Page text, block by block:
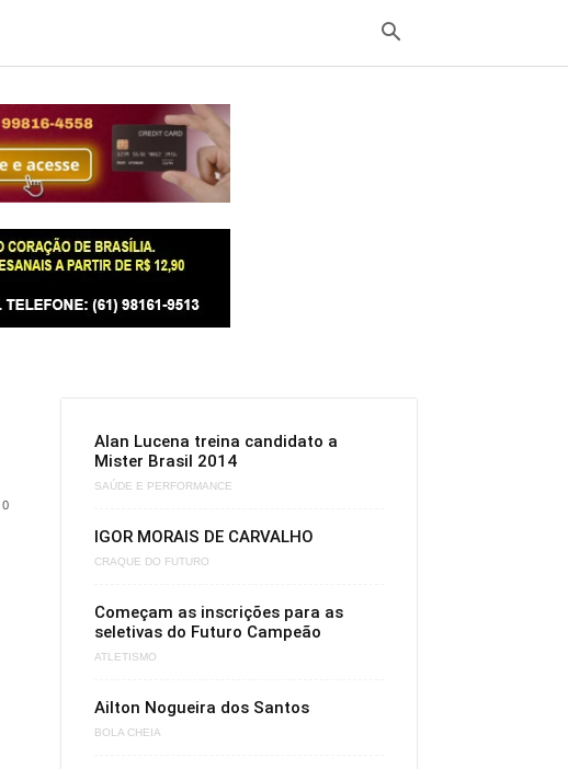
0
Alan Lucena treina candidato a
Mister Brasil 2014
SAÚDE E PERFORMANCE
IGOR MORAIS DE CARVALHO
CRAQUE DO FUTURO
Começam as inscrições para as
seletivas do Futuro Campeão
ATLETISMO
Ailton Nogueira dos Santos
BOLA CHEIA